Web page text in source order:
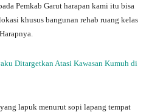
Pemkab Garut harapan kami itu bisa
khusus bangunan rehab ruang kelas
Ditargetkan Atasi Kawasan Kumuh di
lapuk menurut sopi lapang tempat